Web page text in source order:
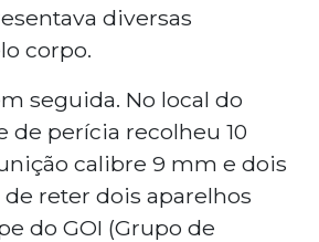
diversas
corpo.
seguida. No local do
de perícia recolheu 10
calibre 9 mm e dois
reter dois aparelhos
do GOI (Grupo de